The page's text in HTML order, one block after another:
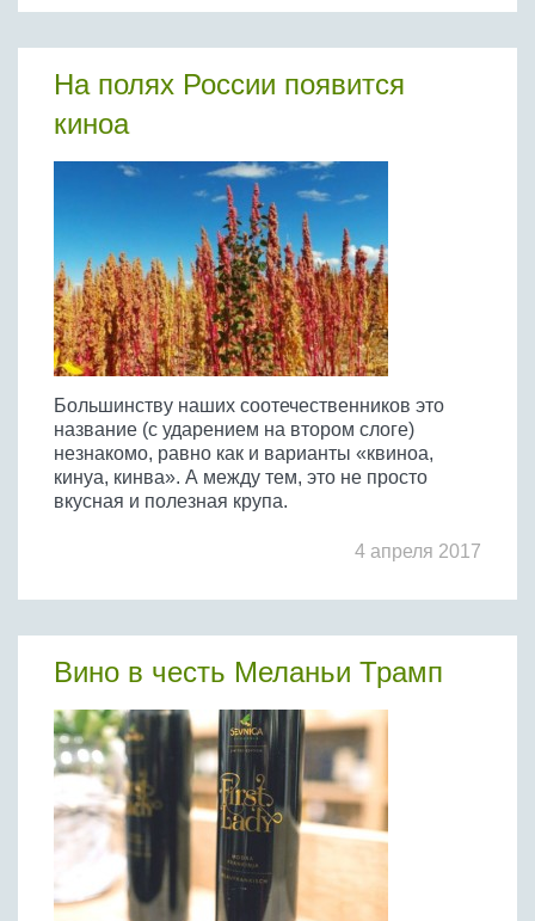
На полях России появится
киноа
Большинству наших соотечественников это
название (с ударением на втором слоге)
незнакомо, равно как и варианты «квиноа,
кинуа, кинва». А между тем, это не просто
вкусная и полезная крупа.
4 апреля 2017
Вино в честь Меланьи Трамп